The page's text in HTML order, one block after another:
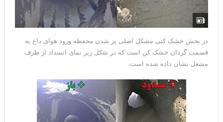
در بخش خشک کنی مشکل اصلی پر شدن محفظه ورود هوای داغ به
قسمت گردان خشک کن است که در شکل زیر نمای انسداد از طرف
مشعل نشان داده شده است.